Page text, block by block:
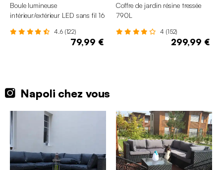
Boule lumineuse
intérieur/extérieur LED sans fil 16
4.6 (122)
79,99 €
Coffre de jardin résine tressée
790L
4 (152)
299,99 €
Napoli chez vous